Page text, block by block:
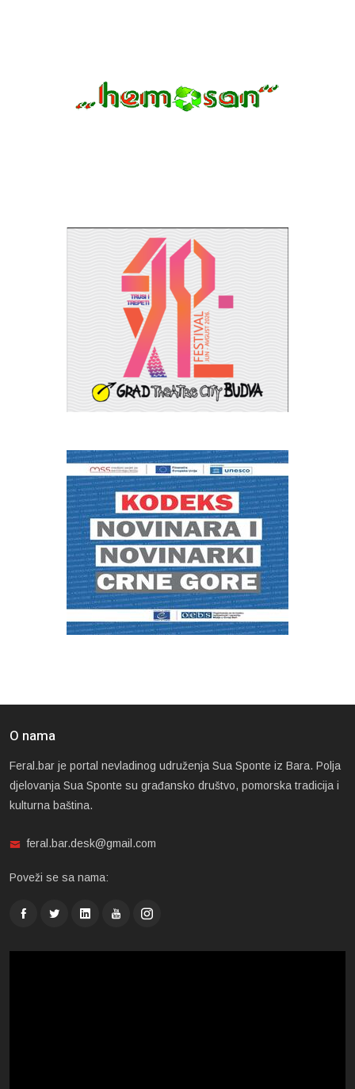
O nama
Feral.bar je portal nevladinog udruženja Sua Sponte iz Bara. Polja
djelovanja Sua Sponte su građansko društvo, pomorska tradicija i
kulturna baština.
feral.bar.desk@gmail.com
Poveži se sa nama: